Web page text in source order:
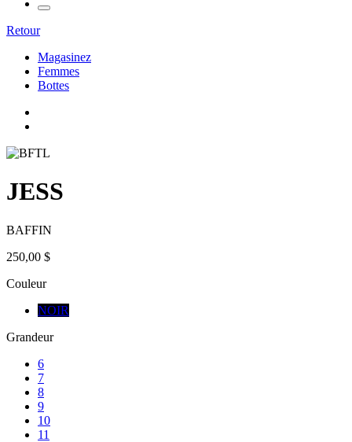
Retour
Magasinez
Femmes
Bottes
JESS
BAFFIN
250,00 $
Couleur
NOIR
Grandeur
6
7
8
9
10
11